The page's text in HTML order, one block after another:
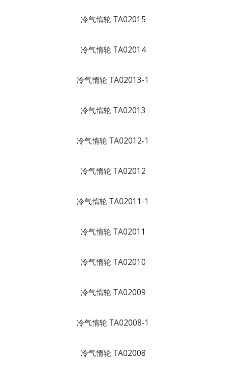
冷气惰轮 TA02015
冷气惰轮 TA02014
冷气惰轮 TA02013-1
冷气惰轮 TA02013
冷气惰轮 TA02012-1
冷气惰轮 TA02012
冷气惰轮 TA02011-1
冷气惰轮 TA02011
冷气惰轮 TA02010
冷气惰轮 TA02009
冷气惰轮 TA02008-1
冷气惰轮 TA02008